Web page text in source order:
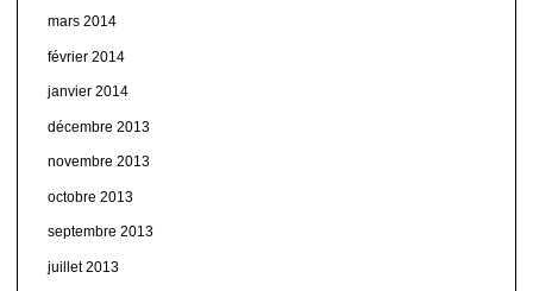
mars 2014
février 2014
janvier 2014
décembre 2013
novembre 2013
octobre 2013
septembre 2013
juillet 2013